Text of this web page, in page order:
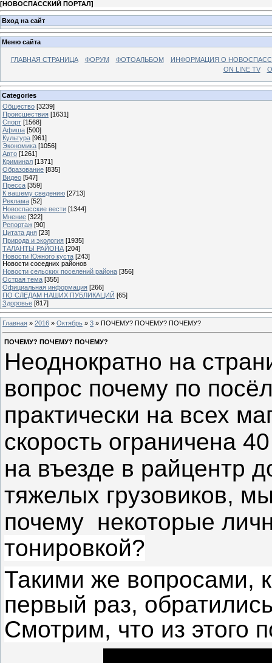
[НОВОСПАССКИЙ ПОРТАЛ]
Вход на сайт
Меню сайта
ГЛАВНАЯ СТРАНИЦА ФОРУМ ФОТОАЛЬБОМ
ИНФОРМАЦИЯ О
ON LINE TV
Categories
Общество [3239]
Происшествия [1631]
Спорт [1568]
Афиша [500]
Культура [961]
Экономика [1056]
Авто [1261]
Криминал [1371]
Образование [835]
Видео [547]
Пресса [359]
К вашему сведению [2713]
Реклама [52]
Новоспасские вести [1344]
Мнение [322]
Репортаж [90]
Цитата дня [23]
Природа и экология [1935]
ТАЛАНТЫ РАЙОНА [204]
Новости Южного куста [243]
Новости соседних районов
Новости сельских поселений района [356]
Острая тема [355]
Официальная информация [266]
ПО СЛЕДАМ НАШИХ ПУБЛИКАЦИЙ [65]
Здоровье [817]
Главная » 2016 » Октябрь » 3 » ПОЧЕМУ? ПОЧЕМУ? ПОЧЕМУ?
ПОЧЕМУ? ПОЧЕМУ? ПОЧЕМУ?
Неоднократно на
вопрос почему по
практически на всех
скорость ограничена
на въезде в райцентр
тяжелых грузовиков,
почему некоторые
тонировкой?
Такими же вопросами,
первый раз,
Смотрим, что из этого